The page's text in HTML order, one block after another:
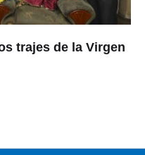
trajes de la Virgen